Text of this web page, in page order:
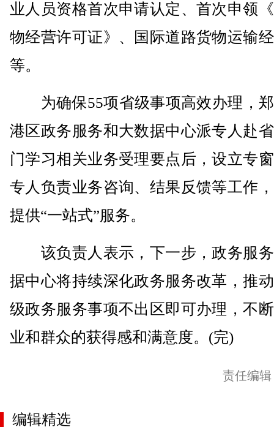
业人员资格首次申请认定、首次申领
物经营许可证》、国际道路货物运输
等。
为确保55项省级事项高效办理，
港区政务服务和大数据中心派专人赴
门学习相关业务受理要点后，设立专
专人负责业务咨询、结果反馈等工作
提供“一站式”服务。
该负责人表示，下一步，政务服
据中心将持续深化政务服务改革，推
级政务服务事项不出区即可办理，不
业和群众的获得感和满意度。(完)
责任编
编辑精选